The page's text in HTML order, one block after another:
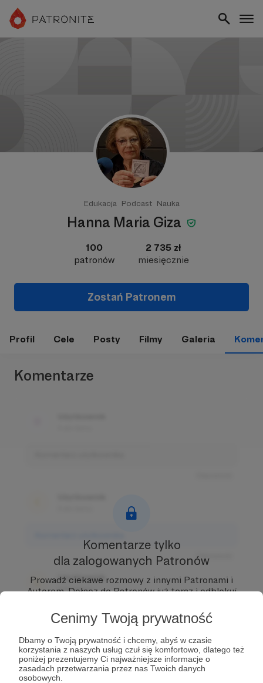
Cenimy Twoją prywatność
Dbamy o Twoją prywatność i chcemy, abyś w czasie
korzystania z naszych usług czuł się komfortowo, dlatego też
poniżej prezentujemy Ci najważniejsze informacje o
zasadach przetwarzania przez nas Twoich danych
osobowych.
Edukacja Podcast Nauka
Hanna Maria Giza
100
patronów
2 735 zł
miesięcznie
Zostań Patronem
Profil Cele Posty Filmy Galeria
Komentarze
Odpowiedz
Użytkownik
3 dni temu
Komentarz użytkownika
Odpowiedz
Użytkownik
3 dni temu
Komentarze tylko
dla zalogowanych Patronów
Prowadź ciekawe rozmowy z innymi Patronami i
Autorem.Dołącz do Patronów już teraz i odblokuj
Zostań Patronem